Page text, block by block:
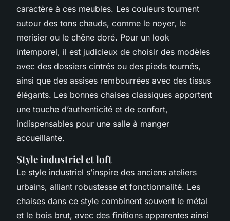
caractère à ces meubles. Les couleurs tournent
autour des tons chauds, comme le noyer, le
merisier ou le chêne doré. Pour un look
intemporel, il est judicieux de choisir des modèles
avec des dossiers cintrés ou des pieds tournés,
ainsi que des assises rembourrées avec des tissus
élégants. Les bonnes chaises classiques apportent
une touche d’authenticité et de confort,
indispensables pour une salle à manger
accueillante.
Style industriel et loft
Le style industriel s’inspire des anciens ateliers
urbains, alliant robustesse et fonctionnalité. Les
chaises dans ce style combinent souvent le métal
et le bois brut, avec des finitions apparentes ainsi